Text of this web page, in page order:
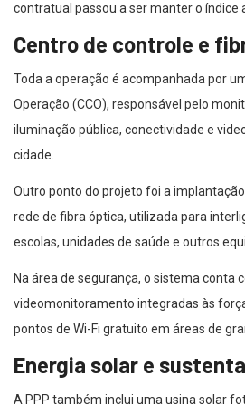
contratual passou a ser manter o índice
Centro de controle e
Toda a operação é acompanhada por
Operação (CCO), responsável pelo
iluminação pública, conectividade e
cidade.
Outro ponto do projeto foi a
rede de fibra óptica, utilizada para
escolas, unidades de saúde e outros
Na área de segurança, o sistema conta
videomonitoramento integradas às
pontos de Wi-Fi gratuito em áreas de
Energia solar e
A PPP também inclui uma usina solar